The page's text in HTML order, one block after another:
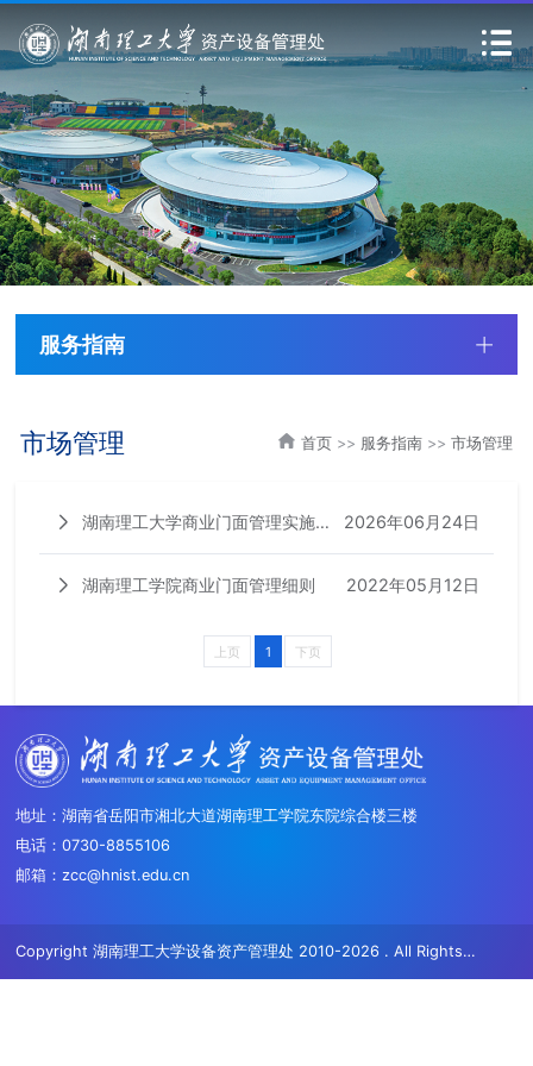
服务指南
市场管理 首页>> 服务指南>> 市场管理
湖南理工大学商业门面管理实施细
则
2026年06月24日
湖南理工学院商业门面管理细则 2022年05月12日
上页 1 下页
地址：湖南省岳阳市湘北大道湖南理工学院东院综合楼三楼
电话：0730-8855106
邮箱：zcc@hnist.edu.cn
Copyright 湖南理工大学设备资产管理处 2010-2026 . All Rights